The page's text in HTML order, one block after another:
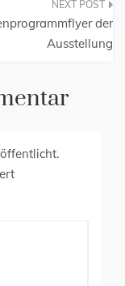
der
Ausstellung